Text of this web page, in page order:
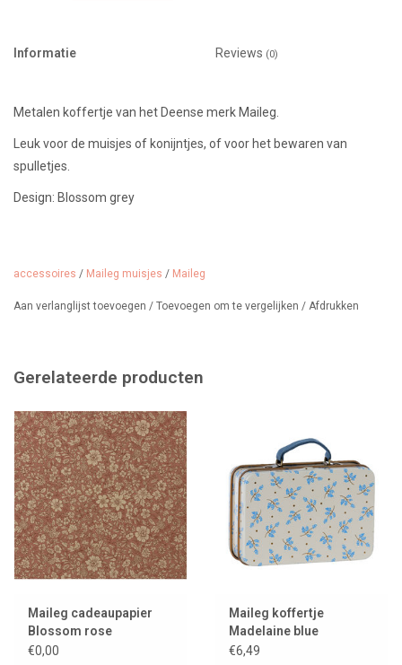
Informatie Reviews (0)
Metalen koffertje van het Deense merk Maileg.
Leuk voor de muisjes of konijntjes, of voor het bewaren van
spulletjes.
Design: Blossom grey
accessoires / Maileg muisjes / Maileg
Aan verlanglijst toevoegen / Toevoegen om te vergelijken / Afdrukken
Gerelateerde producten
Maileg cadeaupapier
Blossom rose
€0,00
Maileg koffertje
Madelaine blue
€6,49